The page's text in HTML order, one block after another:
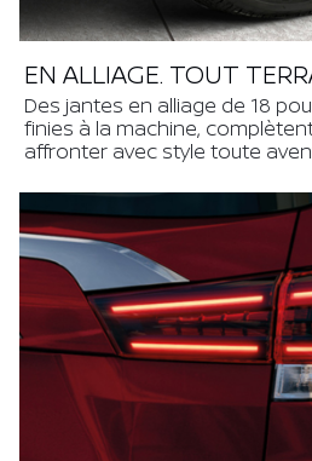
EN ALLIAGE. TOUT
Des jantes en alliage de 18
finies à la machine,
affronter avec style toute